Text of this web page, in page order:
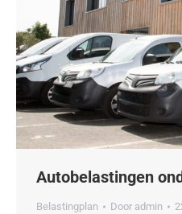
Autobelastingen
Belastingplan Door admin